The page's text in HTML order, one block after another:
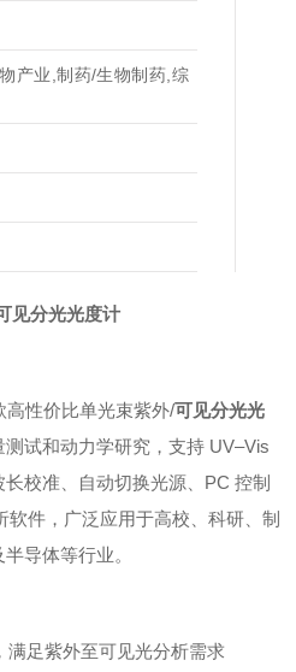
产业,制药/生物制药,综
见分光光度计
高性价比单光束紫外/可见分光光
测试和动力学研究，支持 UV–Vis
校准、自动切换光源、PC 控制
软件，广泛应用于高校、科研、制
导体等行业。
满足紫外至可见光分析需求